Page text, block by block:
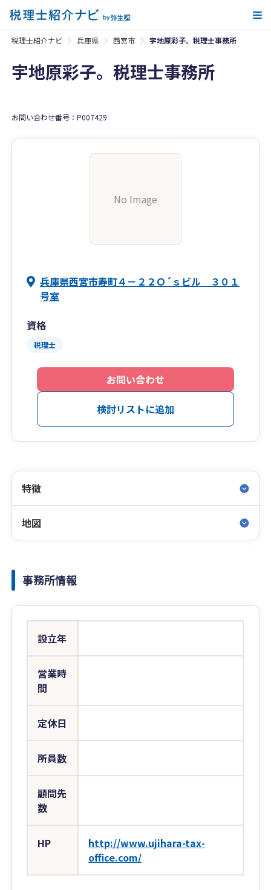
税理士紹介ナビ 兵庫県 西宮市 宇地原彩子。税理士事務所
宇地原彩子。税理士事務所
お問い合わせ番号：P007429
No Image
兵庫県西宮市寿町４－２２Ｏ´ｓビル ３０１
号室
資格
税理士
お問い合わせ
検討リストに追加
特徴
地図
事務所情報
設立年
営業時
間
定休日
所員数
顧問先
数
HP
http://www.ujihara-tax-
office.com/